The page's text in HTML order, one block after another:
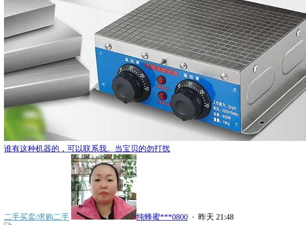
谁有这种机器的，可以联系我。当宝贝的勿打扰
二手买卖/求购二手 纯蜂蜜***0800 · 昨天 21:48